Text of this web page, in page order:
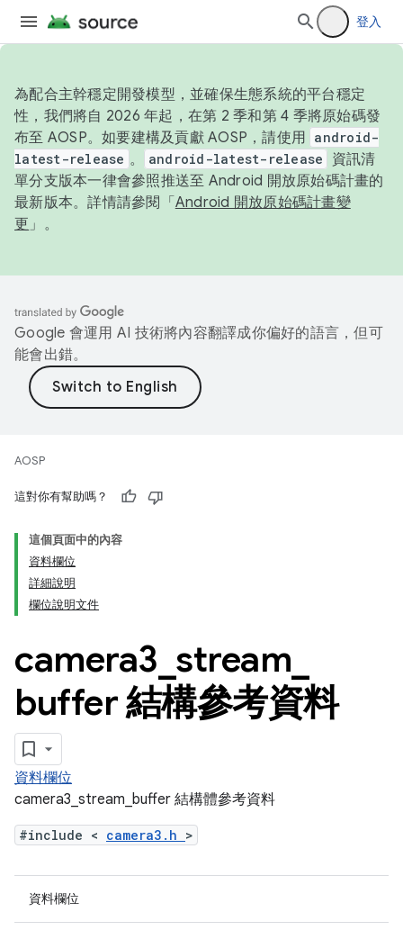
登入
為配合主幹穩定開發模型，並確保生態系統的平台穩定
性，我們將自 2026 年起，在第 2 季和第 4 季將原始碼發
布至 AOSP。如要建構及貢獻 AOSP，請使用 android-
latest-release 。 android-latest-release
資訊清
單分支版本一律會參照推送至 Android 開放原始碼計畫的
最新版本。詳情請參閱「 Android 開放原始碼計畫變
更 」。
Google 會運用 AI 技術將內容翻譯成你偏好的語言，但可
能會出錯。
AOSP
這對你有幫助嗎？
這個頁面中的內容
資料欄位
詳細說明
欄位說明文件
camera3 stream
buffer 結構參考資料
資料欄位
camera3_stream_buffer 結構體參考資料
#include < camera3.h >
資料欄位